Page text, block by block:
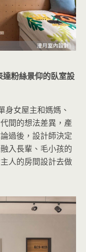
粉絲景仰的臥室設
身女屋主和媽媽、
間的想法差異，產
過後，設計師決定
入長輩、毛小孩的
人的房間設計去做